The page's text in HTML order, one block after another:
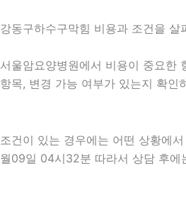
강동구하수구막힘 비용과 조건을 살
서울암요양병원에서 비용이 중요한
항목, 변경 가능 여부가 있는지 확인
조건이 있는 경우에는 어떤 상황에
월09일 04시32분 따라서 상담 후에